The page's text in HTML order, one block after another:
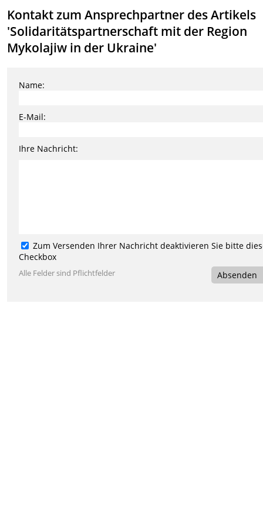
Kontakt zum Ansprechpartner des Artikels
'Solidaritätspartnerschaft mit der Region
Mykolajiw in der Ukraine'
Name:
E-Mail:
Ihre Nachricht:
Zum Versenden Ihrer Nachricht deaktivieren Sie bitte
Checkbox
Alle Felder sind Pflichtfelder Absenden